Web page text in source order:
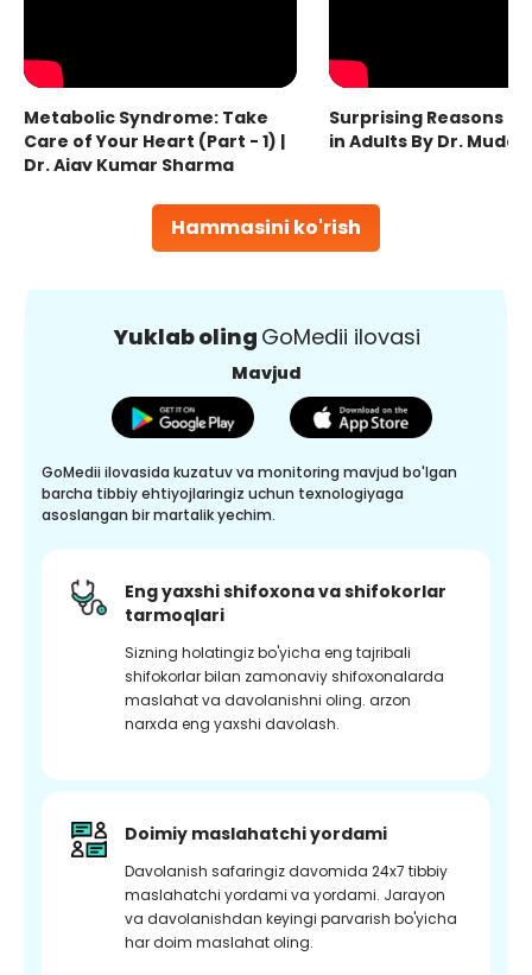
Hammasini ko'rish
Metabolic Syndrome: Take
Care of Your Heart (Part - 1) |
Dr. Ajay Kumar Sharma
Surprising Reasons
in Adults By Dr.
Yuklab oling GoMedii ilovasi
Mavjud
GoMedii ilovasida kuzatuv va monitoring mavjud bo'lgan
barcha tibbiy ehtiyojlaringiz uchun texnologiyaga
asoslangan bir martalik yechim.
Eng yaxshi shifoxona va shifokorlar
tarmoqlari
Sizning holatingiz bo'yicha eng tajribali
shifokorlar bilan zamonaviy shifoxonalarda
maslahat va davolanishni oling. arzon
narxda eng yaxshi davolash.
Doimiy maslahatchi yordami
Davolanish safaringiz davomida 24x7 tibbiy
maslahatchi yordami va yordami. Jarayon
va davolanishdan keyingi parvarish bo'yicha
har doim maslahat oling.